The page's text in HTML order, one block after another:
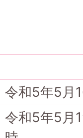
令和5年5月
令和5年5月